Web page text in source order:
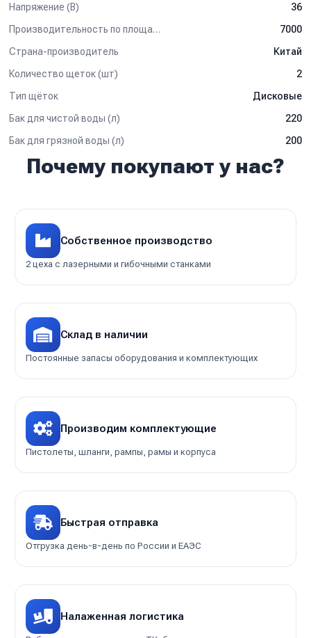
Для детальной консультации и подбора оборудования
обращайтесь к нашим менеджерам.
Напряжение (В)
36
Производительность по площади (м2/ч)
7000
Страна-производитель
Китай
Количество щеток (шт)
2
Тип щёток
Дисковые
Бак для чистой воды (л)
220
Бак для грязной воды (л)
200
Почему покупают у нас?
Собственное производство
2 цеха с лазерными и гибочными станками
Склад в наличии
Постоянные запасы оборудования и комплектующих
Производим комплектующие
Пистолеты, шланги, рампы, рамы и корпуса
Быстрая отправка
Отгрузка день-в-день по России и ЕАЭС
Налаженная логистика